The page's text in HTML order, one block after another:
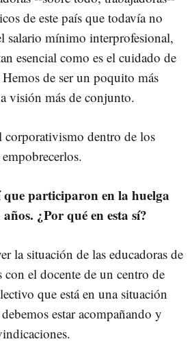
de este país que todavía no
salario mínimo interprofesional,
esencial como es el cuidado de
de ser un poquito más
visión más de conjunto.
corporativismo dentro de los
que participaron en la huelga
¿Por qué en esta sí?
la situación de las educadoras de
con el docente de un centro de
que está en una situación
estar acompañando y